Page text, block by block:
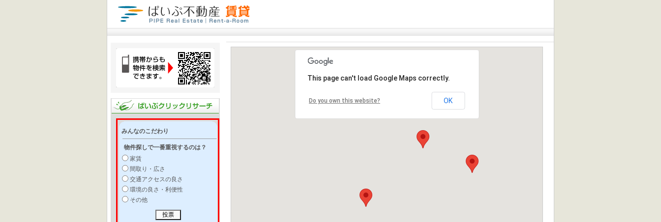
みんなのこだわり
物件探しで一番重視するのは？
家賃
間取り・広さ
交通アクセスの良さ
環境の良さ・利便性
その他
This page can't load Google Maps correctly.
Do you own this website? OK